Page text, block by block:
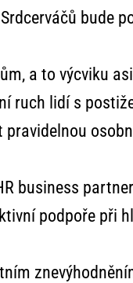
bude
a to výcviku
ruch lidí s
business
podpoře při